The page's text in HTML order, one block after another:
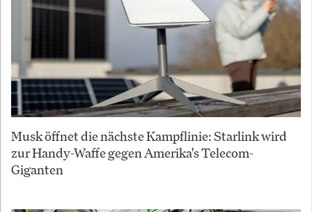
Musk öffnet die nächste Kampflinie: Starlink wird
zur Handy-Waffe gegen Amerika's Telecom-
Giganten